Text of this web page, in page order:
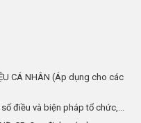
CÁ NHÂN (Áp dụng cho các
điều và biện pháp tổ chức,...